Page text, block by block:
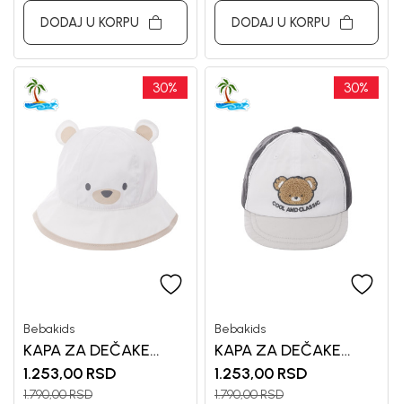
DODAJ U KORPU DODAJ U KORPU
30%
Bebakids
KAPA ZA DEČAKE
BEBAKIDS
1.253,00 RSD
1.790,00RSD
30%
Bebakids
KAPA ZA DEČAKE
BEBAKIDS
1.253,00 RSD
1.790,00RSD